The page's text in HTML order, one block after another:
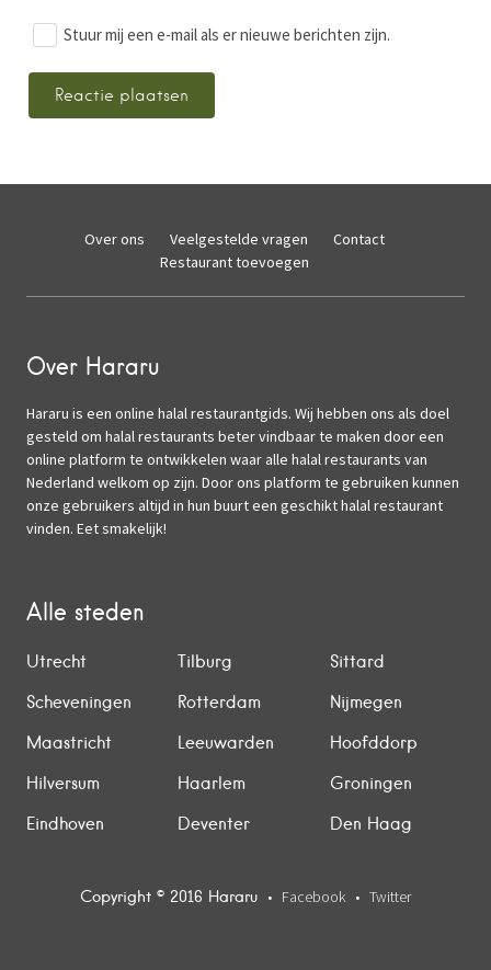
Stuur mij een e-mail als er nieuwe berichten zijn.
Over ons Veelgestelde vragen
Contact
Restaurant toevoegen
Over Hararu
Hararu is een online halal restaurantgids. Wij hebben ons als doel
gesteld om halal restaurants beter vindbaar te maken door een
online platform te ontwikkelen waar alle halal restaurants van
Nederland welkom op zijn. Door ons platform te gebruiken kunnen
onze gebruikers altijd in hun buurt een geschikt halal restaurant
vinden. Eet smakelijk!
Alle steden
Utrecht Tilburg
Sittard
Scheveningen
Rotterdam
Nijmegen
Maastricht
Leeuwarden
Hoofddorp
Hilversum
Haarlem
Groningen
Eindhoven
Deventer Den Haag
Copyright © 2016 Hararu Facebook Twitter